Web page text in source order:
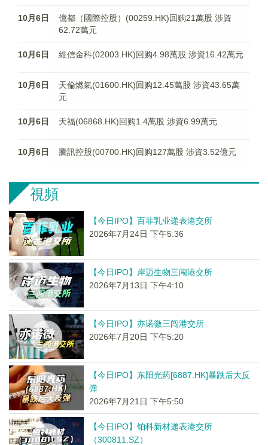
10月6日
億都（國際控股）(00259.HK)回购21萬股 涉資
62.72萬元
10月6日 維信金科(02003.HK)回购4.98萬股 涉資16.42萬元
10月6日
天倫燃氣(01600.HK)回购12.45萬股 涉資43.65萬
元
10月6日 天福(06868.HK)回购1.4萬股 涉資6.99萬元
10月6日 騰訊控股(00700.HK)回购127萬股 涉資3.52億元
視頻
【今日IPO】百菲乳业递表港交所
2026年7月24日 下午5:36
【今日IPO】岸迈生物三闯港交所
2026年7月13日 下午4:10
【今日IPO】亦诺微三闯港交所
2026年7月20日 下午5:20
【今日IPO】东阳光药[6887.HK]暴跌后大反
弹
2026年7月21日 下午5:50
【今日IPO】铂科新材递表港交所
（300811.SZ）